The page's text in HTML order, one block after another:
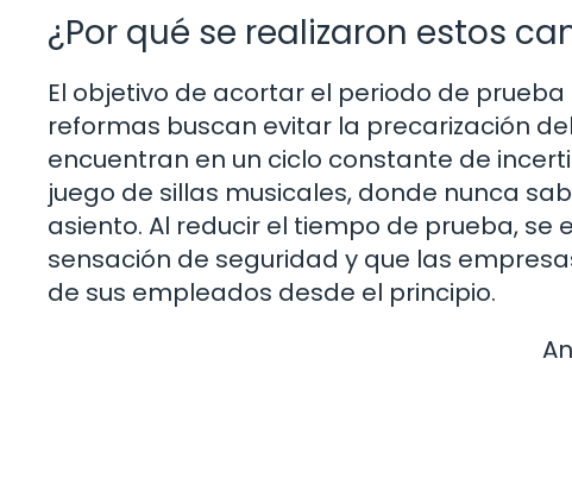
¿Por qué se realizaron estos
El objetivo de acortar el periodo de
reformas buscan evitar la precarización
encuentran en un ciclo constante de
juego de sillas musicales, donde nunca
asiento. Al reducir el tiempo de prueba,
sensación de seguridad y que las
de sus empleados desde el principio.